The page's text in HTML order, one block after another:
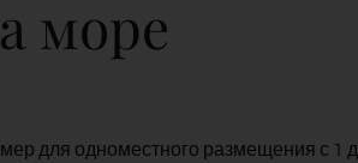
море
для одноместного размещения с 1